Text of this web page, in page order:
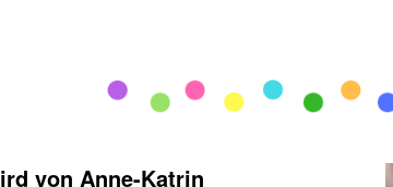
von Anne-Katrin